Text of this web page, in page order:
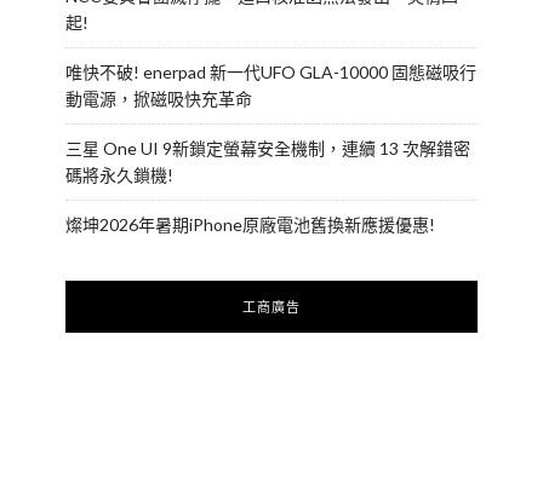
起!
唯快不破! enerpad 新一代UFO GLA-10000 固態磁吸行
動電源，掀磁吸快充革命
三星 One UI 9新鎖定螢幕安全機制，連續 13 次解錯密
碼將永久鎖機!
燦坤2026年暑期iPhone原廠電池舊換新應援優惠!
工商廣告